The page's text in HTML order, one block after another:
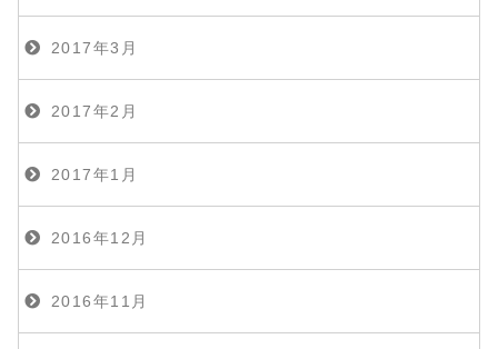
2017年3月
2017年2月
2017年1月
2016年12月
2016年11月